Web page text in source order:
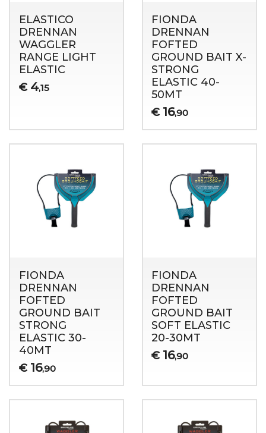
ELASTICO
DRENNAN
WAGGLER
RANGE LIGHT
ELASTIC
€ 4,15
FIONDA
DRENNAN
FOFTED
GROUND BAIT X-
STRONG
ELASTIC 40-
50MT
€ 16,90
FIONDA
DRENNAN
FOFTED
GROUND BAIT
STRONG
ELASTIC 30-
40MT
€ 16,90
FIONDA
DRENNAN
FOFTED
GROUND BAIT
SOFT ELASTIC
20-30MT
€ 16,90